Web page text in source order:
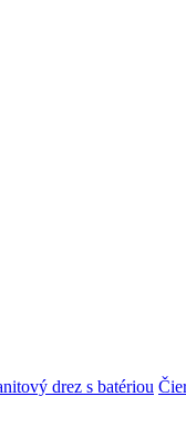
drez s batériou